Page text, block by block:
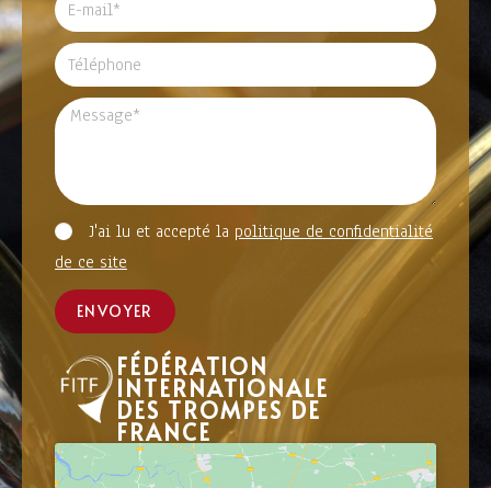
J'ai lu et accepté la politique de confidentialité
de ce site
ENVOYER
FÉDÉRATION
INTERNATIONALE
DES TROMPES DE
FRANCE